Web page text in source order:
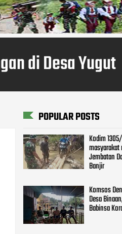
di Desa Yugut
POPULAR POSTS
Kodim
Jembatan
Banjir
Komsos
Desa
Babinsa